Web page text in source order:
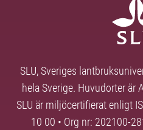
SLU, Sveriges
hela Sverige. Huvudorter är
SLU är miljöcertifierat enligt
10 00 • Org nr: 202100-